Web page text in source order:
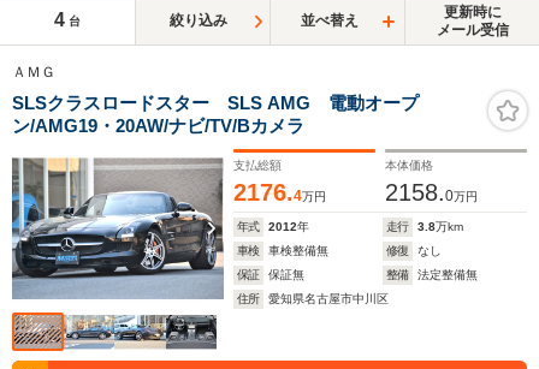
4 台 絞り込み 並べ替え
更新時に
メール受信
ＡＭＧ
SLSクラスロードスター SLS AMG 電動オープ
ン/AMG19・20AW/ナビ/TV/Bカメラ
支払総額
2176.4万円
本体価格
2158.0万円
年式 2012年 走行 3.8万km
車検
車検整備無 修復
なし
保証
保証無 整備
法定整備無
住所
愛知県名古屋市中川区